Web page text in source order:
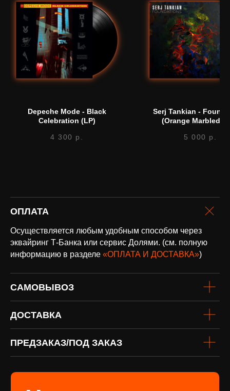
Depeche Mode - Black
Celebration (LP)
4 300 р.
Serj Tankian -
(Orange Marbled)
5 000 р.
ОПЛАТА
Осуществляется любым удобным способом через
эквайринг Т-Банка или сервис Долями. (см. полную
информацию в разделе «ОПЛАТА И ДОСТАВКА»)
САМОВЫВОЗ
ДОСТАВКА
ПРЕДЗАКАЗ/ПОД ЗАКАЗ
винил
Под заказ
Если вы не нашли интересующую
Нужна
помощь?
Написать в Telegram
Напишите нам, мы ответим
оплата и
доставка
Подробнее
Доставка по всей России и странам
СНГ